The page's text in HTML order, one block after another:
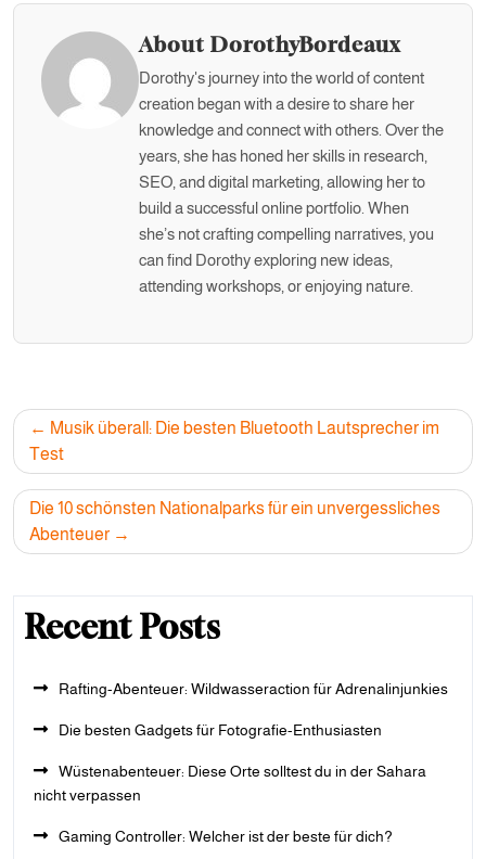
About DorothyBordeaux
Dorothy's journey into the world of content
creation began with a desire to share her
knowledge and connect with others. Over the
years, she has honed her skills in research,
SEO, and digital marketing, allowing her to
build a successful online portfolio. When
she’s not crafting compelling narratives, you
can find Dorothy exploring new ideas,
attending workshops, or enjoying nature.
Post
navigation
Musik überall: Die besten Bluetooth Lautsprecher im
Test
Die 10 schönsten Nationalparks für ein unvergessliches
Abenteuer
Recent Posts
Rafting-Abenteuer: Wildwasseraction für Adrenalinjunkies
Die besten Gadgets für Fotografie-Enthusiasten
Wüstenabenteuer: Diese Orte solltest du in der Sahara
nicht verpassen
Gaming Controller: Welcher ist der beste für dich?